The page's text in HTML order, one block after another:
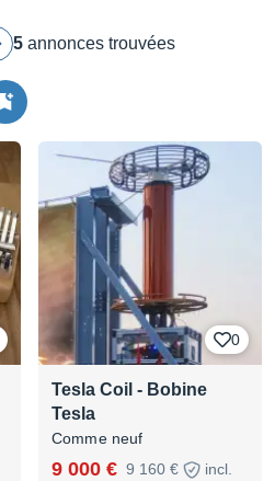
5 annonces trouvées
0
Tesla Coil - Bobine
Tesla
Comme neuf
9 000 € 9 160 €
incl.